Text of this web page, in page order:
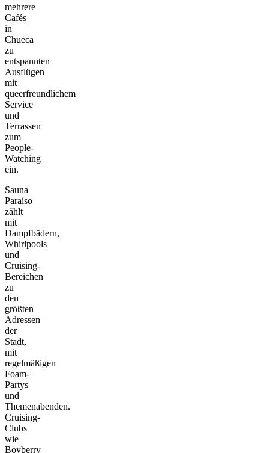
mehrere
Cafés
in
Chueca
zu
entspannten
Ausflügen
mit
queerfreundlichem
Service
und
Terrassen
zum
People-
Watching
ein.
Sauna
Paraíso
zählt
mit
Dampfbädern,
Whirlpools
und
Cruising-
Bereichen
zu
den
größten
Adressen
der
Stadt,
mit
regelmäßigen
Foam-
Partys
und
Themenabenden.
Cruising-
Clubs
wie
Boyberry